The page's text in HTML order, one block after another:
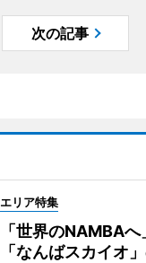
次の記事
エリア特集
「世界のNAMBA
「なんばスカイオ